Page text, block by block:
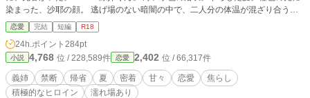
染まった、沙耶の顔。 逃げ場のない暗闇の中で、二人分の体温が混ざり合う。
夜、来て。 その一言が——涼介の、全部を壊した。 甘くて、苦しくて、止まれ
ない。 これは、ある夏の、秘密の話。
恋愛 完結 短編 R18
24h.ポイント 284pt
小説 4,768 位 / 228,589件 恋愛 2,402 位 / 66,317件
義姉 禁断 帰省 夏 密着 甘々 恋愛
焦らし
積極的なヒロイン
濡れ場あり